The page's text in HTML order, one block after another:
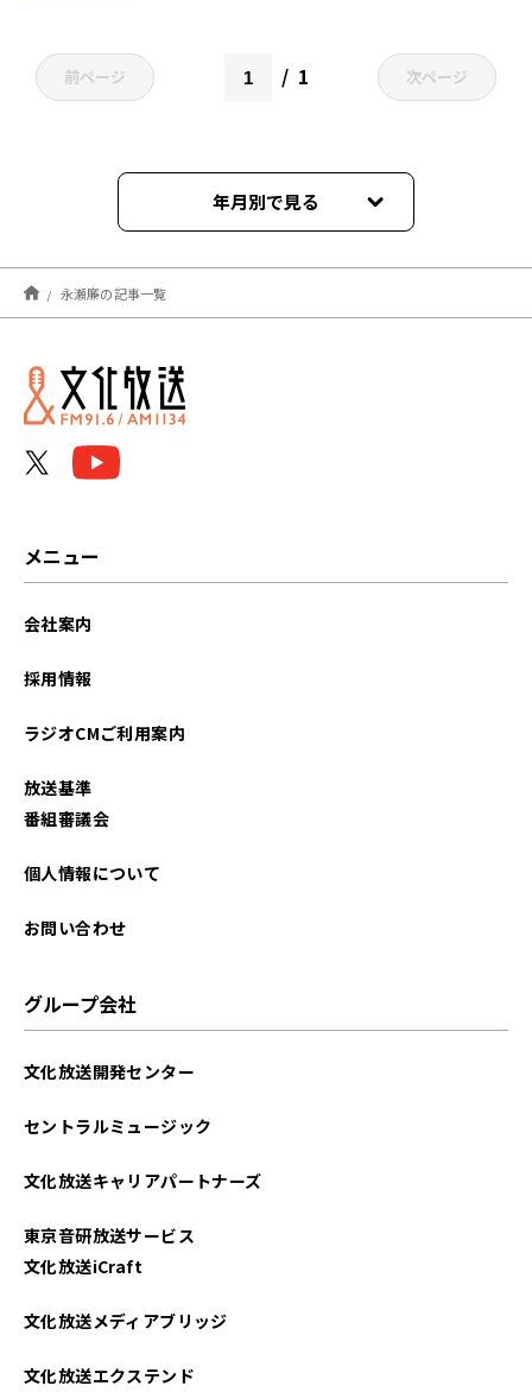
前ページ 1 次ページ
年月別で見る
2026年08月
2026年07月
2026年06月
2025年09月
2025年06月
2025年01月
2024年12月
永瀬廉の記事一覧
メニュー
会社案内
採用情報
ラジオCMご利用案内
放送基準
番組審議会
個人情報について
お問い合わせ
グループ会社
文化放送開発センター
セントラルミュージック
文化放送キャリアパートナーズ
東京音研放送サービス
文化放送iCraft
文化放送メディアブリッジ
文化放送エクステンド